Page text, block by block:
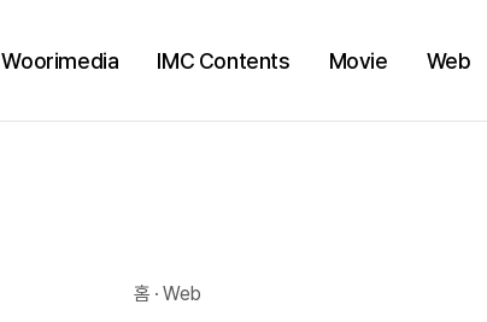
Woorimedia IMC Contents Movie Web
홈 · Web